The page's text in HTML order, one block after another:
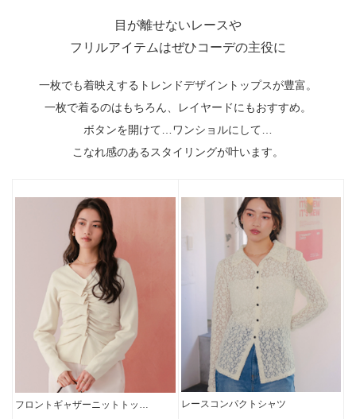
目が離せないレースや
フリルアイテムはぜひコーデの主役に
一枚でも着映えするトレンドデザイントップスが豊富。
一枚で着るのはもちろん、レイヤードにもおすすめ。
ボタンを開けて…ワンショルにして…
こなれ感のあるスタイリングが叶います。
フロントギャザーニットトッ…
レースコンパクトシャツ